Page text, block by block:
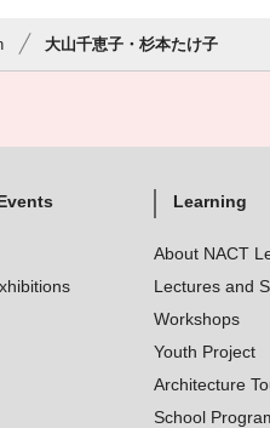
大山千恵子・杉本たけ子
Learning
About NACT
Lectures and
Workshops
Youth Project
Architecture
School